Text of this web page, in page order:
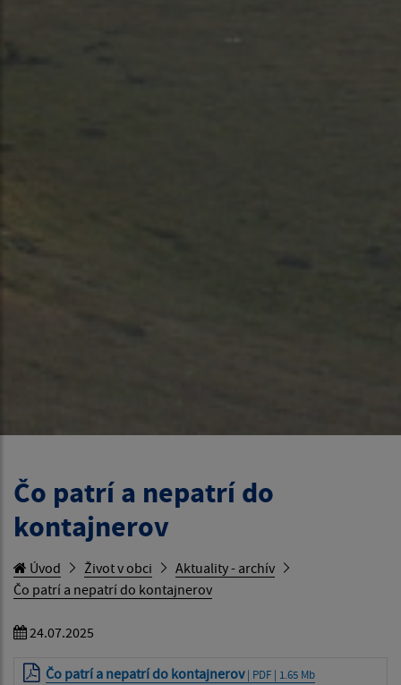
Čo patrí a nepatrí do
kontajnerov
Úvod Život v obci
Aktuality - archív
Čo patrí a nepatrí do kontajnerov
24.07.2025
Čo patrí a nepatrí do kontajnerov| PDF | 1.65 Mb